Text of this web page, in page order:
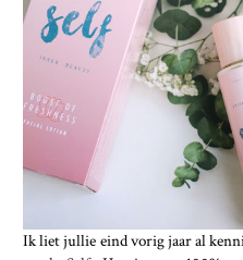
Ik liet jullie eind vorig jaar al